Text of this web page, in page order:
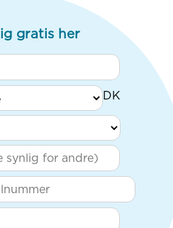
gratis her